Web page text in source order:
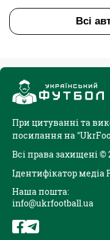
Всі
При цитуванні та
посилання на
Всі права захищені ©
Ідентифікатор медіа
Наша пошта:
info@ukrfootball.ua